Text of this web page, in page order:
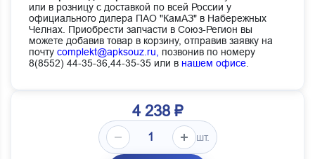
или в розницу с доставкой по всей России у
официального дилера ПАО "КамАЗ" в Набережных
Челнах. Приобрести запчасти в Союз-Регион вы
можете добавив товар в корзину, отправив заявку на
почту complekt@apksouz.ru,
позвонив по номеру
8(8552) 44-35-36,44-35-35 или в нашем офисе
4 238 ₽
шт.